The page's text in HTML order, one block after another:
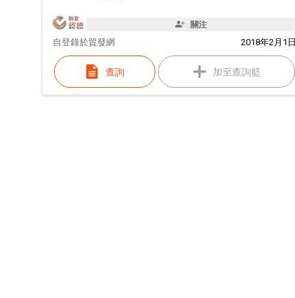
關注
自 2018年2月1日
登錄於貿發網
查詢 加至查詢籃